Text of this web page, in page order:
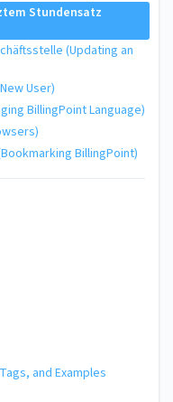
Stundensatz
(Updating an
User)
BillingPoint Language)
BillingPoint)
and Examples